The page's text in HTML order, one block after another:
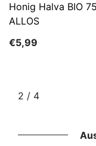
Honig Halva BIO
ALLOS
€5,99
2 / von
4